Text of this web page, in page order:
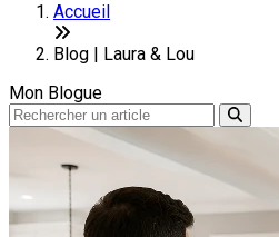
Accueil
Blog | Laura & Lou
Mon Blogue